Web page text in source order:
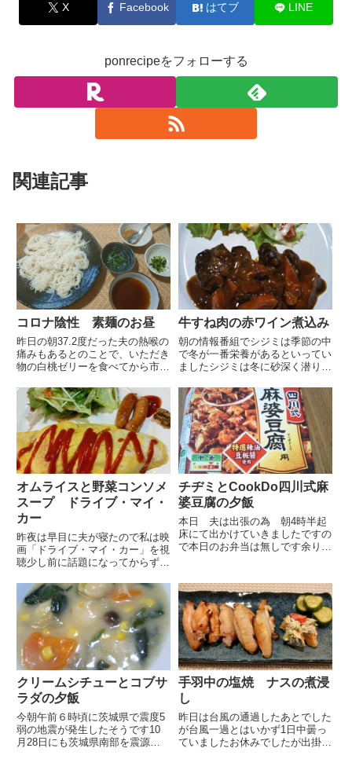
X Facebook はてブ LINE
ponrecipeをフォローする
関連記事
コロナ陰性 素麺のお昼
昨日の朝37.2度だった夫の熱喉の
痛みもあるとのことで、いただき
物の白桃ゼリーを食べてから市販
過ぎに起きて熱を測ると36.8度か
なり熱は下がってきましたが喉越
しの良い物を食べたいというので
お昼は素麺にしました一...
牛すね肉の赤ワイン煮込み
朝の情報番組でシジミは季節の中
で冬が一番栄養があるといってい
ましたシジミは冬に砂深く潜り冬
そうですシジミが冬眠するとは知
りませんでしたお店で見つけたら
買い求めてシジミ汁にしようと思
います今朝の朝食かなり写真が
ボ...
オムライスと野菜コンソメ
スープ ドライブ・マイ・
カー
昨夜は早目に夫が寝たので私は映
画「ドライブ・マイ・カー」を視
聴少し前に話題になってからずっ
もあるので観るのには覚悟がいり
ます今回アマゾンプライムビデオ
に出てきたので早速観てみました
物語はゆっくりとしたテンポで...
チヂミとCookDo四川式麻
婆豆腐の夕飯
本日 夫は出張の為 朝4時半起
床にて出かけていきましたですの
で本日のお弁当は無しです余りに
せて出かけてもらう事が多いので
すが今朝はきっちり起きて朝食も
用意致しました「用意致しまし
た...
クリームシチューとコブサ
ラダの夕飯
今朝午前６時頃に茨城県で震度5
弱の地震が発生したそうです10
月28日にも茨城県南部を震源と
手羽中の塩焼 ナスの煮浸
し
昨日は台風の通過したあとでした
が台風一過とはいかず1日中曇っ
ていましたお休みでしたが出掛け